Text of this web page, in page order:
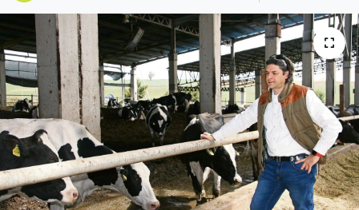
Dursunbey
Edremit
EĞİTİM
EKONOMİ
Erdek